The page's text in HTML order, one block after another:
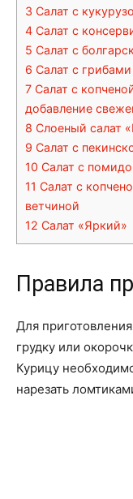
3 Салат с
4 Салат с
5 Салат с
6 Салат с грибами
7 Салат с
добавление
8 Слоеный салат
9 Салат с
10 Салат с
11 Салат с
ветчиной
12 Салат «Яркий»
Правила
Для
грудку или
Курицу
нарезать